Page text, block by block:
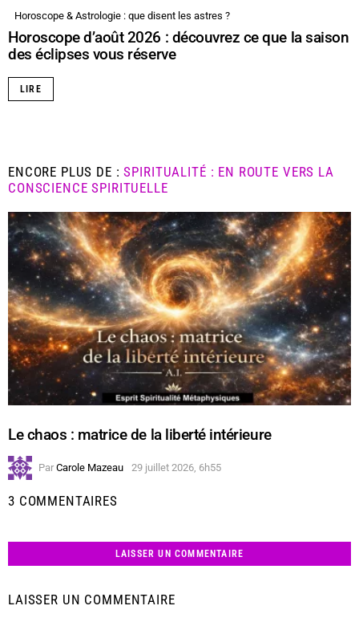
Horoscope & Astrologie : que disent les astres ?
Horoscope d’août 2026 : découvrez ce que la saison
des éclipses vous réserve
LIRE
ENCORE PLUS DE :SPIRITUALITÉ : EN ROUTE VERS LA
CONSCIENCE SPIRITUELLE
Le chaos : matrice de la liberté intérieure
Par Carole Mazeau 29 juillet 2026, 6h55
3 COMMENTAIRES
LAISSER UN COMMENTAIRE
LAISSER UN COMMENTAIRE